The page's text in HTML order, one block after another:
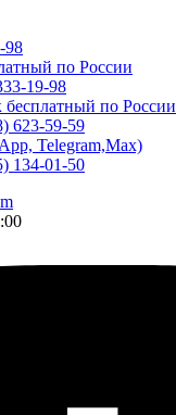
98
по России
19-98
бесплатный по России
623-59-59
Telegram,Max)
134-01-50